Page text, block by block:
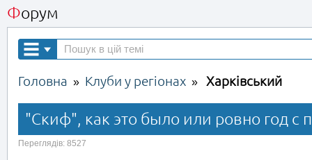
Форум
Головна » Клуби у регіонах » Харківський
"Скиф", как это было или ровно год с
Переглядів: 8527